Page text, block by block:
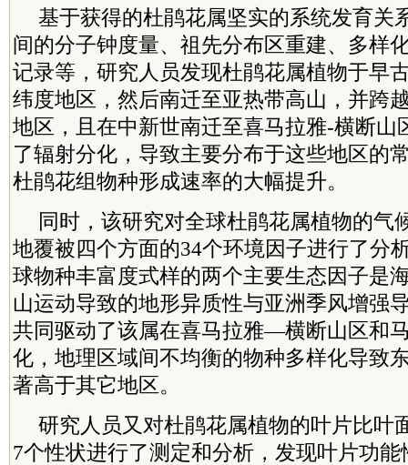
基于获得的杜鹃花属坚实的系统发育关
间的分子钟度量、祖先分布区重建、多样
记录等，研究人员发现杜鹃花属植物于早
纬度地区，然后南迁至亚热带高山，并跨
地区，且在中新世南迁至喜马拉雅-横断山
了辐射分化，导致主要分布于这些地区的
杜鹃花组物种形成速率的大幅提升。
同时，该研究对全球杜鹃花属植物的气
地覆被四个方面的34个环境因子进行了分
球物种丰富度式样的两个主要生态因子是
山运动导致的地形异质性与亚洲季风增强
共同驱动了该属在喜马拉雅—横断山区和
化，地理区域间不均衡的物种多样化导致
著高于其它地区。
研究人员又对杜鹃花属植物的叶片比叶
7个性状进行了测定和分析，发现叶片功